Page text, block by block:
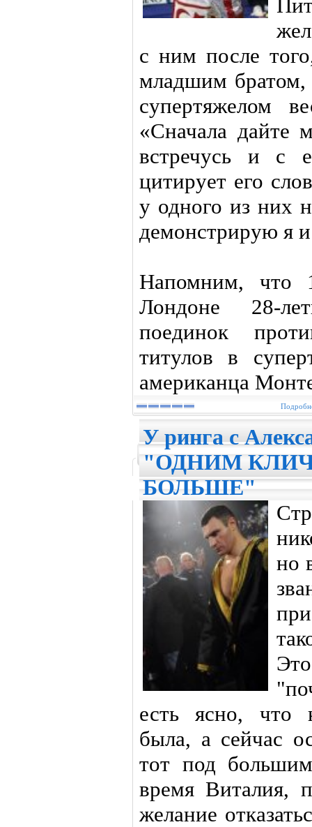
с ним после
младшим
супертяжелом
«Сначала дайте
встречусь и с
цитирует его
у одного из них
демонстрирую я
Напомним, что
Лондоне 28-
поединок
титулов в
американца
У ринга с
"ОДНИМ
БОЛЬШЕ"
но
есть ясно, что
была, а сейчас
тот под
время Виталия,
желание